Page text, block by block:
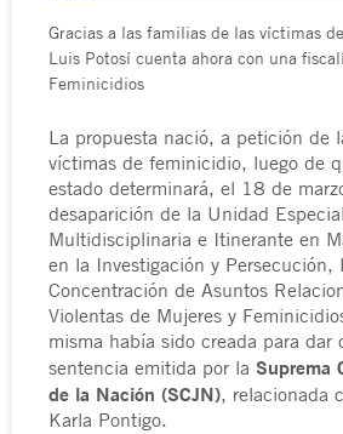
Gracias a las familias de las víctimas
Luis Potosí cuenta ahora con una
Feminicidios
La propuesta nació, a petición de
víctimas de feminicidio, luego de
estado determinará, el 18 de
desaparición de la Unidad
Multidisciplinaria e Itinerante en
en la Investigación y Persecución,
Concentración de Asuntos
Violentas de Mujeres y
misma había sido creada para dar
sentencia emitida por la Suprema
de la Nación (SCJN), relacionada
Karla Pontigo.